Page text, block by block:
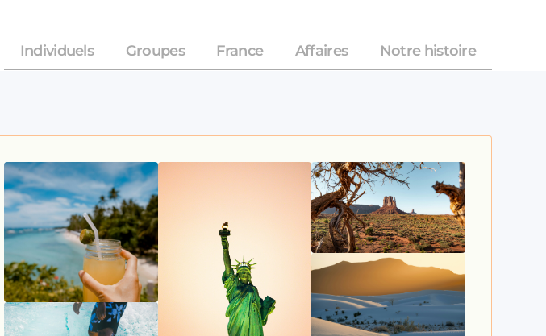
Individuels Groupes France Affaires Notre histoire